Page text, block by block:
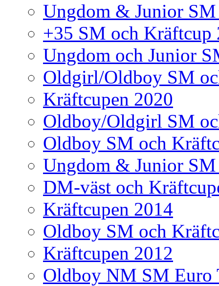
Ungdom & Junior
+35 SM och Kräftcup
Ungdom och Junior
Oldgirl/Oldboy SM
Kräftcupen 2020
Oldboy/Oldgirl SM
Oldboy SM och
Ungdom & Junior
DM-väst och
Kräftcupen 2014
Oldboy SM och
Kräftcupen 2012
Oldboy NM SM Euro